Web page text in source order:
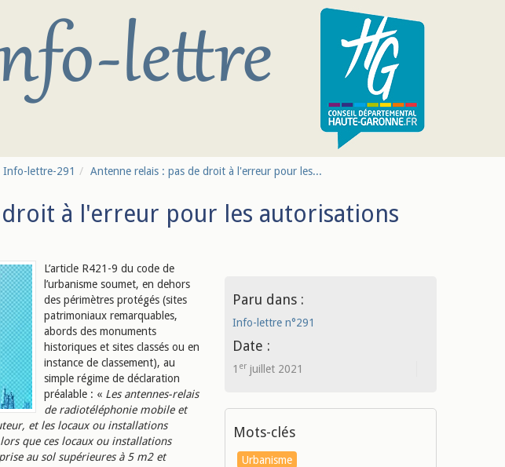
Info-lettre-291 Antenne relais : pas de droit à l'erreur pour les...
à l'erreur pour les autorisations
L’article R421-9 du code de
l’urbanisme soumet, en dehors
des périmètres protégés (sites
patrimoniaux remarquables,
abords des monuments
historiques et sites classés ou en
instance de classement), au
simple régime de déclaration
préalable : « Les antennes-relais
de radiotéléphonie mobile et
et les locaux ou installations
que ces locaux ou installations
au sol supérieures à 5 m2 et
Paru dans :
Info-lettre n°291
Date :
1 erjuillet 2021
Mots-clés
Urbanisme